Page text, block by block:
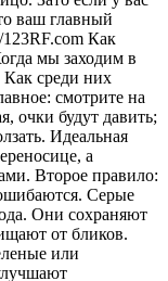
ваш главный
Как
мы заходим в
Как среди них
смотрите на
очки будут давить;
Идеальная
а
Второе правило:
Серые
Они сохраняют
от бликов.
или